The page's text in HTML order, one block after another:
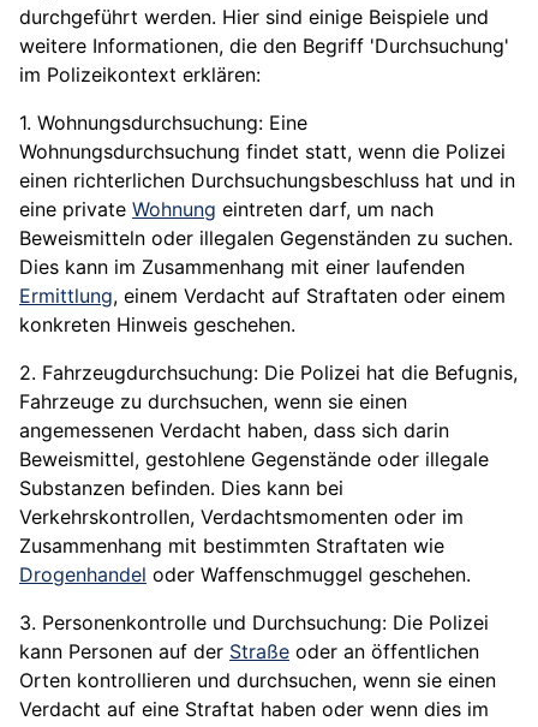
durchgeführt werden. Hier sind einige Beispiele und
weitere Informationen, die den Begriff 'Durchsuchung'
im Polizeikontext erklären:
1. Wohnungsdurchsuchung: Eine
Wohnungsdurchsuchung findet statt, wenn die Polizei
einen richterlichen Durchsuchungsbeschluss hat und in
eine private Wohnung eintreten darf, um nach
Beweismitteln oder illegalen Gegenständen zu suchen.
Dies kann im Zusammenhang mit einer laufenden
Ermittlung, einem Verdacht auf Straftaten oder einem
konkreten Hinweis geschehen.
2. Fahrzeugdurchsuchung: Die Polizei hat die Befugnis,
Fahrzeuge zu durchsuchen, wenn sie einen
angemessenen Verdacht haben, dass sich darin
Beweismittel, gestohlene Gegenstände oder illegale
Substanzen befinden. Dies kann bei
Verkehrskontrollen, Verdachtsmomenten oder im
Zusammenhang mit bestimmten Straftaten wie
Drogenhandel oder Waffenschmuggel geschehen.
3. Personenkontrolle und Durchsuchung: Die Polizei
kann Personen auf der Straße oder an öffentlichen
Orten kontrollieren und durchsuchen, wenn sie einen
Verdacht auf eine Straftat haben oder wenn dies im